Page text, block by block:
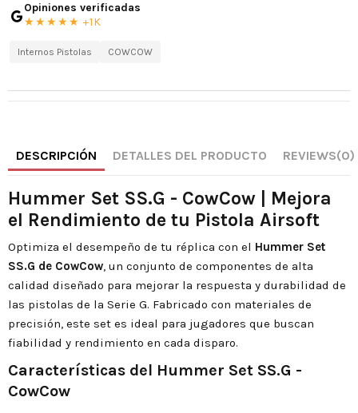
Opiniones verificadas
★★★★★ +1K
Internos Pistolas COWCOW
DESCRIPCIÓN DETALLES DEL PRODUCTO REVIEWS(0)
Hummer Set SS.G - CowCow | Mejora
el Rendimiento de tu Pistola Airsoft
Optimiza el desempeño de tu réplica con el Hummer Set
SS.G de CowCow, un conjunto de componentes de alta
calidad diseñado para mejorar la respuesta y durabilidad de
las pistolas de la Serie G. Fabricado con materiales de
precisión, este set es ideal para jugadores que buscan
fiabilidad y rendimiento en cada disparo.
Características del Hummer Set SS.G -
CowCow